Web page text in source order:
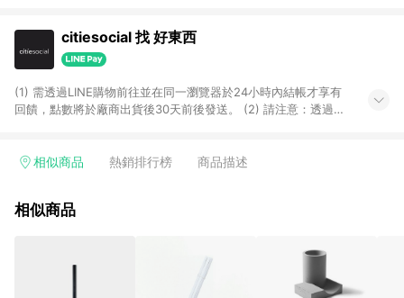
citiesocial 找 好東西
(1) 需透過LINE購物前往並在同一瀏覽器於24小時內結帳才享有
回饋，點數將於廠商出貨後30天前後發送。 (2) 請注意：透過
相似商品 熱銷排行榜 商品描述
相似商品